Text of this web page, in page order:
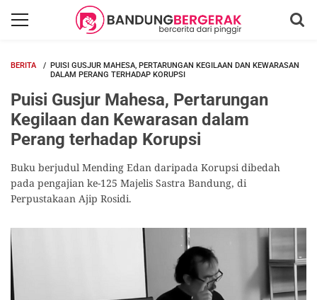
BERITA
PUISI GUSJUR MAHESA, PERTARUNGAN KEGILAAN DAN KEWARASAN
DALAM PERANG TERHADAP KORUPSI
Puisi Gusjur Mahesa, Pertarungan
Kegilaan dan Kewarasan dalam
Perang terhadap Korupsi
Buku berjudul Mending Edan daripada Korupsi dibedah
pada pengajian ke-125 Majelis Sastra Bandung, di
Perpustakaan Ajip Rosidi.